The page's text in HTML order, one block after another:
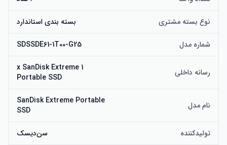
نوع بسته مشتری بسته بندی استاندارد
شماره مدل SDSSDE61-1T00-G25
رسانه داخلی
1 x SanDisk Extreme
Portable SSD
نام مدل
SanDisk Extreme Portable
SSD
تولیدکننده سن‌دیسک